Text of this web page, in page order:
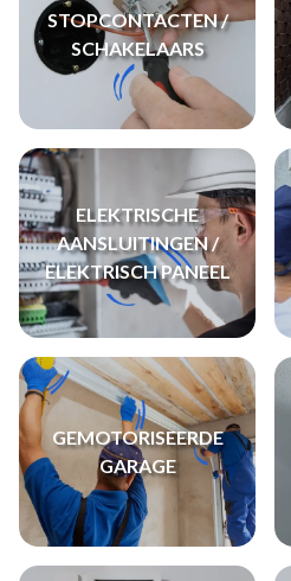
STOPCONTACTEN /
SCHAKELAARS
ELEKTRISCHE
AANSLUITINGEN /
ELEKTRISCH PANEEL
GEMOTORISEERDE
GARAGE